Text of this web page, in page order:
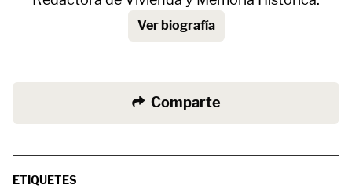
Ver biografía
Comparte
ETIQUETES